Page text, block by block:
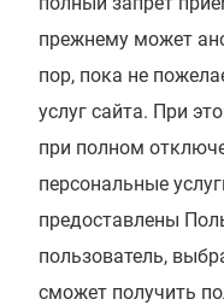
прежнему может
пор, пока не
услуг сайта. При
при полном
персональные
предоставлены
пользователь,
сможет получить